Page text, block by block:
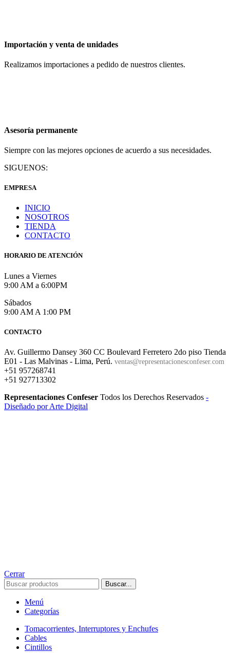
Importación y venta de unidades
Realizamos importaciones a pedido de nuestros clientes.
Asesoría permanente
Siempre con las mejores opciones de acuerdo a sus necesidades.
SIGUENOS:
EMPRESA
INICIO
NOSOTROS
TIENDA
CONTACTO
HORARIO DE ATENCIÓN
Lunes a Viernes
9:00 AM a 6:00PM
Sábados
9:00 AM A 1:00 PM
CONTACTO
Av. Guillermo Dansey 360 CC Boulevard Ferretero 2do piso Tienda
E01 - Las Malvinas - Lima, Perú. ventas@representacionesconfeser.com
+51 957268741
+51 927713302
Representaciones Confeser Todos los Derechos Reservados -
Diseñado por Arte Digital
Cerrar
Buscar...
Menú
Categorías
Tomacorrientes, Interruptores y Enchufes
Cables
Cintillos